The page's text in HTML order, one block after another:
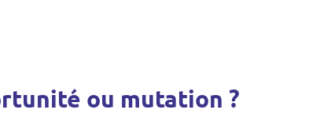
ou mutation ?